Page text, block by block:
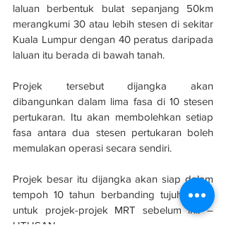
laluan berbentuk bulat sepanjang 50km
merangkumi 30 atau lebih stesen di sekitar
Kuala Lumpur dengan 40 peratus daripada
laluan itu berada di bawah tanah.
Projek tersebut dijangka akan
dibangunkan dalam lima fasa di 10 stesen
pertukaran. Itu akan membolehkan setiap
fasa antara dua stesen pertukaran boleh
memulakan operasi secara sendiri.
Projek besar itu dijangka akan siap dalam
tempoh 10 tahun berbanding tujuh tahun
untuk projek-projek MRT sebelum ini. –
UTUSAN